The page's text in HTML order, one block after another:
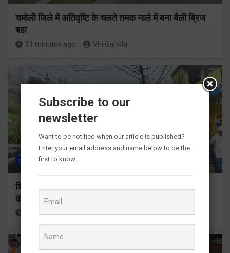
चमोली जिले में अतिवृष्टि के चलते तमक नाले में बना बैली ब्रिज
बहा
51 minutes ago Viri Gairola
राज्य ALL देहरादून पौड़ी गढ़वाल
शिक्षा मंत्री डाॅ. रावत ने पौड़ी से किया ‘हर घर तिरंगा’ अभियान
का शुभारम्भ
2 hours ago Viri Gairola
Subscribe to our
newsletter
Want to be notified when our article is published?
Enter your email address and name below to be the
first to know.